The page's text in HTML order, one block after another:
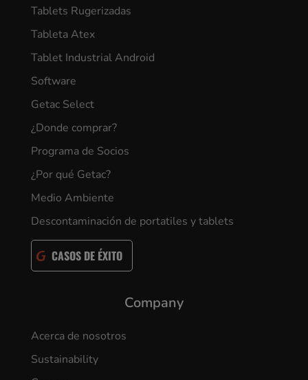
Tablets Rugerizadas
Tableta Atex
Tablet Industrial Android
Software
Getac Select
¿Donde comprar?
Programa de Socios
¿Por qué Getac?
Medio Ambiente
Descontaminación de portatiles y tablets
CASOS DE ÉXITO
Company
Acerca de nosotros
Sustainability